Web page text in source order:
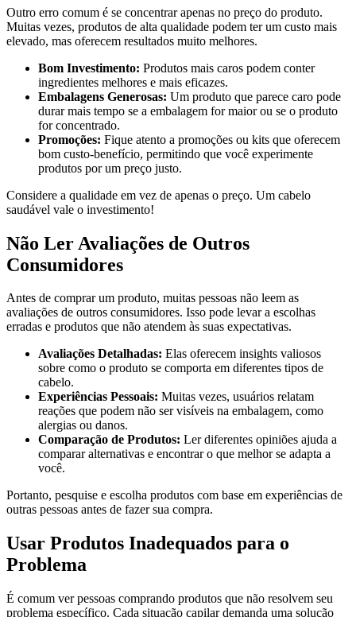
Outro erro comum é se concentrar apenas no preço do produto.
Muitas vezes, produtos de alta qualidade podem ter um custo mais
elevado, mas oferecem resultados muito melhores.
Bom Investimento: Produtos mais caros podem conter
ingredientes melhores e mais eficazes.
Embalagens Generosas: Um produto que parece caro pode
durar mais tempo se a embalagem for maior ou se o produto
for concentrado.
Promoções: Fique atento a promoções ou kits que oferecem
bom custo-benefício, permitindo que você experimente
produtos por um preço justo.
Considere a qualidade em vez de apenas o preço. Um cabelo
saudável vale o investimento!
Não Ler Avaliações de Outros
Consumidores
Antes de comprar um produto, muitas pessoas não leem as
avaliações de outros consumidores. Isso pode levar a escolhas
erradas e produtos que não atendem às suas expectativas.
Avaliações Detalhadas: Elas oferecem insights valiosos
sobre como o produto se comporta em diferentes tipos de
cabelo.
Experiências Pessoais: Muitas vezes, usuários relatam
reações que podem não ser visíveis na embalagem, como
alergias ou danos.
Comparação de Produtos: Ler diferentes opiniões ajuda a
comparar alternativas e encontrar o que melhor se adapta a
você.
Portanto, pesquise e escolha produtos com base em experiências de
outras pessoas antes de fazer sua compra.
Usar Produtos Inadequados para o
Problema
É comum ver pessoas comprando produtos que não resolvem seu
problema específico. Cada situação capilar demanda uma solução